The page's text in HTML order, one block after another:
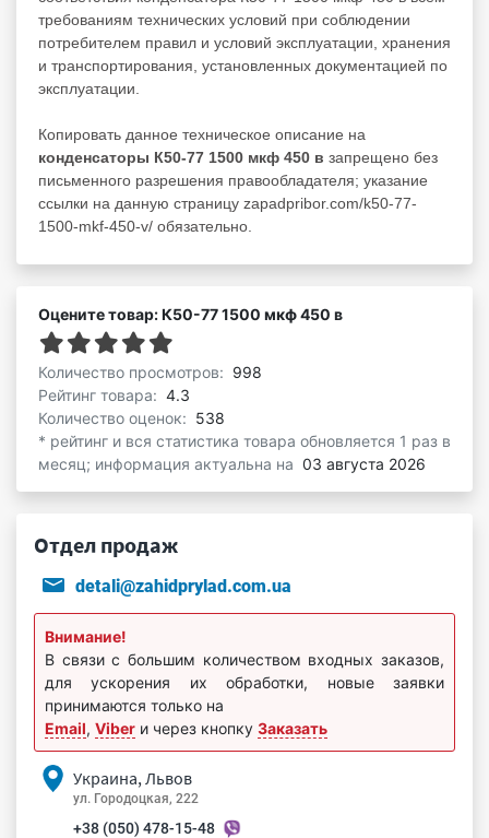
требованиям технических условий при соблюдении
потребителем правил и условий эксплуатации, хранения
и транспортирования, установленных документацией по
эксплуатации.
Копировать данное техническое описание на
конденсаторы К50-77 1500 мкф 450 в запрещено без
письменного разрешения правообладателя; указание
ссылки на данную страницу zapadpribor.com/k50-77-
1500-mkf-450-v/ обязательно.
Оцените товар: К50-77 1500 мкф 450 в
Количество просмотров: 998
Рейтинг товара: 4.3
Количество оценок: 538
* рейтинг и вся статистика товара обновляется 1 раз в
месяц; информация актуальна на 03 августа 2026
Отдел продаж
detali@zahidprylad.com.ua
Внимание!
В связи с большим количеством входных заказов,
для ускорения их обработки, новые заявки
принимаются только на
Email, Viber и через кнопку Заказать
Украина, Львов
ул. Городоцкая, 222
+38 (050) 478-15-48